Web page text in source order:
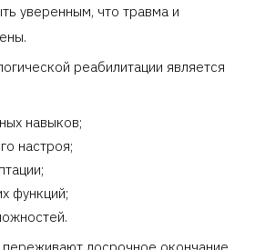
уверенным, что травма и
реабилитации является
навыков;
настроя;
функций;